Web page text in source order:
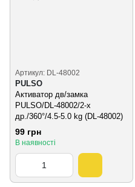
Артикул: DL-48002
PULSO
Активатор дв/замка
PULSO/DL-48002/2-х
др./360°/4.5-5.0 kg (DL-48002)
99 грн
В наявності